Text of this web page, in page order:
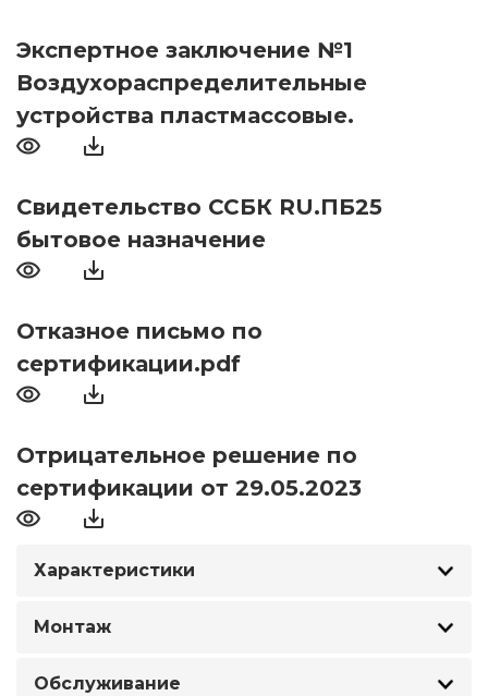
Экспертное заключение №1
Воздухораспределительные
устройства пластмассовые.
Свидетельство ССБК RU.ПБ25
бытовое назначение
Отказное письмо по
сертификации.pdf
Отрицательное решение по
сертификации от 29.05.2023
Характеристики
Монтаж
Обслуживание